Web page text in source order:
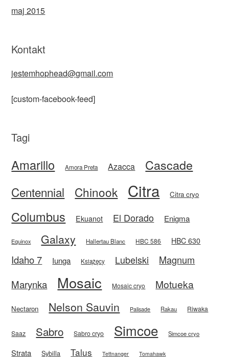
maj 2015
Kontakt
jestemhophead@gmail.com
[custom-facebook-feed]
Tagi
Amarillo Amora Preta Azacca Cascade
Centennial Chinook Citra Citra cryo
Columbus Ekuanot El Dorado Enigma
Equinox Galaxy Hallertau Blanc HBC 586 HBC 630
Idaho 7 Iunga Książęcy Lubelski
Magnum
Marynka
Mosaic Mosaic cryo Motueka
Nectaron Nelson Sauvin Palisade Rakau Riwaka
Saaz Sabro Sabro cryo Simcoe Simcoe cryo
Strata Sybilla Talus Tettnanger Tomahawk